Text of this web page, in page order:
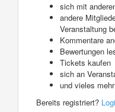
sich mit
andere
Veranstaltung
Kommentare
Bewertungen
Tickets kaufen
sich an
und vieles
Bereits registriert?